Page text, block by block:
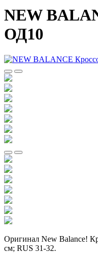
NEW
ОД10
Оригинал New Balance!
см; RUS 31-32.